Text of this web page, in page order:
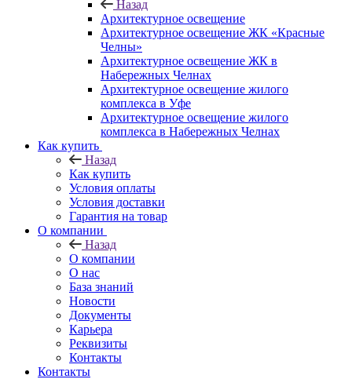
Назад
Архитектурное освещение
Архитектурное освещение ЖК «Красные
Челны»
Архитектурное освещение ЖК в
Набережных Челнах
Архитектурное освещение жилого
комплекса в Уфе
Архитектурное освещение жилого
комплекса в Набережных Челнах
Как купить
Назад
Как купить
Условия оплаты
Условия доставки
Гарантия на товар
О компании
Назад
О компании
О нас
База знаний
Новости
Документы
Карьера
Реквизиты
Контакты
Контакты